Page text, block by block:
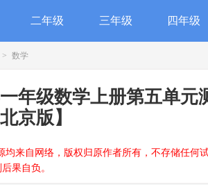
二年级 三年级 四年级
> 数学
年级数学上册第五单元
京版】
均来自网络，版权归原作者所有，不存储任何
果自负。